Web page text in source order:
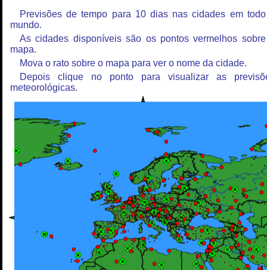
Previsões de tempo para 10 dias nas cidades em
mundo.
As cidades disponíveis são os pontos vermelhos
mapa.
Mova o rato sobre o mapa para ver o nome da cidade.
Depois clique no ponto para visualizar as
meteorológicas.